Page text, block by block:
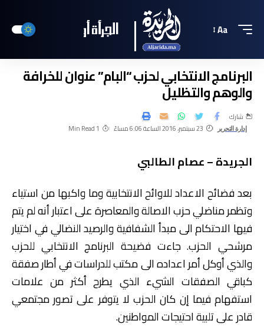
Aa
البرنامج الانتخابي لحزب “البام” عنوان للخرافة
والوهم والتظليل
إدارة التحرير 23 سبتمبر، 2016 الساعة 6:06 مساءً 1 Min Read
شارك
الجريدة – عصام الطالبي
بعد فضائح الاعداد للاوائح الانتخابية وما واكبها من استياء
وتظمر مناضلي حزب الاصالة والمعاصرة على اعتبار أنه لم يتم
فيها الاحتكام الى مبدأ الشفافية والرصيد النضالي في اختيار
مرشحي الحزب. جاءت فضيحة البرنامج الانتخابي للحزب
والذي أوكل أمر اعداده الى مكتب للدراسات في أطار صفقة
كباقي الصفقات الشيء الذي يطرح أكثر من علامات
استفهام فيما إن كان الحزب لا يتوفر على تصور مجتمعي
قادر على تلبية احتيجات المواطنين.